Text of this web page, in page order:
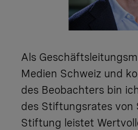
Als
Medien Schweiz und
des Beobachters bin
des Stiftungsrates von
Stiftung leistet